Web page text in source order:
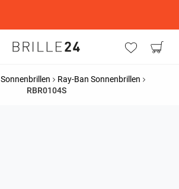
Sonnenbrillen
Ray-Ban Sonnenbrillen
RBR0104S